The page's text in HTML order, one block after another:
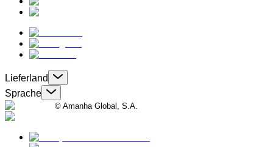
Lieferland
Sprache
© Amanha Global, S.A.